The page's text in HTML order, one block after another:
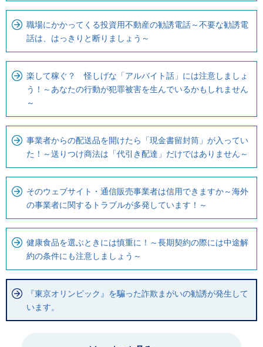
職場にかかってくる投資用不動産の勧誘電話～不要な勧誘電
話は、はっきりと断りましょう～
楽して稼ぐ？ 怪しげな「アルバイト話」には注意しましょ
う！～あなたの行動が犯罪被害を生んでいるかもしれません
～
事業者からの配送品を開けたら「現金書留封筒」が入ってい
た！～送りつけ商法は「代引き配達」だけではありません～
そのウェブサイト・通信販売事業者は信用できますか～海外
の事業者に関するトラブルが多発しています！～
健康食品を選ぶときには慎重に！～長期契約の際には中途解
約の条件にも注意しましょう～
『東京オリンピック』を騙った詐欺まがいの勧誘が発生して
います。